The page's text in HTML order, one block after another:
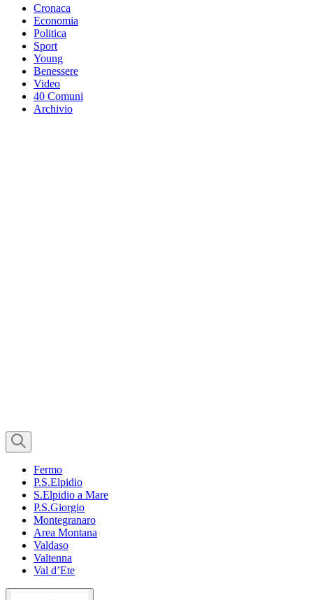
Cronaca
Economia
Politica
Sport
Young
Benessere
Video
40 Comuni
Archivio
Fermo
P.S.Elpidio
S.Elpidio a Mare
P.S.Giorgio
Montegranaro
Area Montana
Valdaso
Valtenna
Val d’Ete